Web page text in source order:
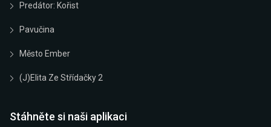
Predátor: Kořist
Pavučina
Město Ember
(J)elita Ze Střídačky 2
Stáhněte si naši aplikaci